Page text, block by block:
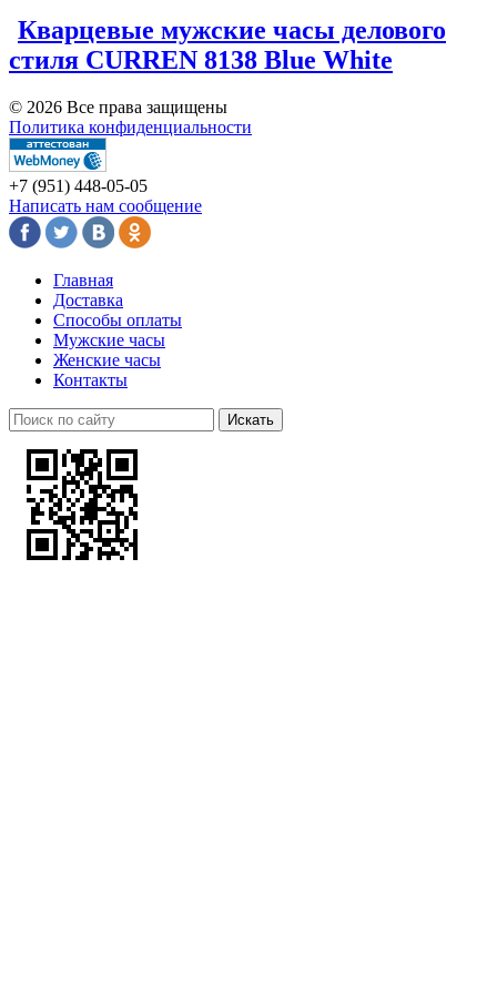
Кварцевые мужские часы делового
стиля CURREN 8138 Blue White
© 2026 Все права защищены
Политика конфиденциальности
+7 (951) 448-05-05
Написать нам сообщение
Главная
Доставка
Способы оплаты
Мужские часы
Женские часы
Контакты